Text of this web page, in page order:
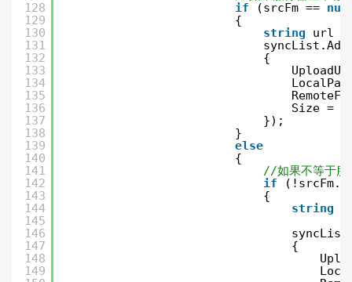
128
129
130
131
132
133
134
135
136
137
138
139
140
141
142
143
144
145
146
147
148
149
if
(srcFm ==
{
string
url
{
Size =
});
}
else
{
//如果不等于服
if
{
string
{